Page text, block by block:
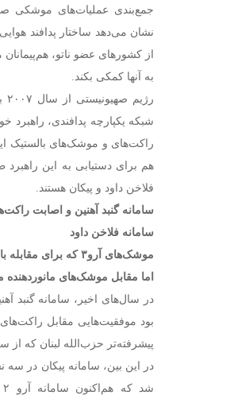
جمع‌بندی عملیات‌های موشکی
نشان‌ می‌دهد ساختار پدافند
از کشورهای عضو ناتو،‌
به آنها کمکی بکند.
شبکه یکپارچه پدافندی، راهبرد
راکت‌های و موشک‌های بالستیک
هم برای دستیابی به این راهبرد
فلاخن داود و پیکان هستند.
سامانه گنبد آهنین و اصابت
سامانه فلاخن داود
موشک‌های آرو۳ که برای مقابله با موشک‌های بالستیک طراحی شده‌ است
اما مقابل موشک‌های
در سال‌های اخیر، سامانه گنبد
بود موفقیت‌هایی مقابل
پیشرفته‌تر حزب‌الله لبنان که از
در این بین، سامانه‌ پیکان در